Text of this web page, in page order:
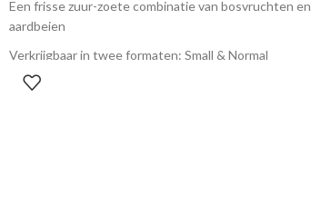
Een frisse zuur-zoete combinatie van bosvruchten en
aardbeien
Verkrijgbaar in twee formaten: Small & Normal